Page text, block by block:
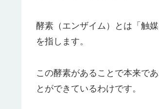
酵素（エンザイム）とは「触
を指します。
この酵素があることで本来で
とができているわけです。